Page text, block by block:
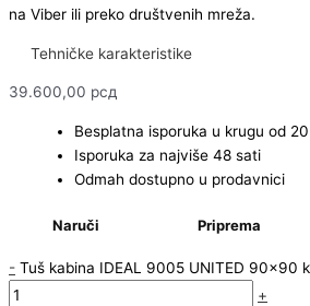
na Viber ili preko društvenih mreža.
Tehničke karakteristike
39.600,00 рсд
Besplatna isporuka u krugu od
Isporuka za najviše 48 sati
Odmah dostupno u prodavnici
Naruči Priprema
- Tuš kabina IDEAL 9005 UNITED 90x90
+